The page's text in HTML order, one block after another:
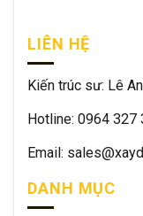
LIÊN HỆ
Kiến trúc sư: Lê
Hotline: 0964 327
Email:
DANH MỤC